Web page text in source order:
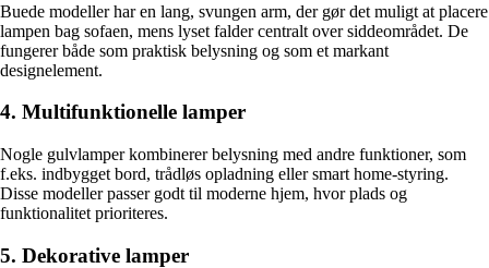
Buede modeller har en lang, svungen arm, der gør det muligt at placere
lampen bag sofaen, mens lyset falder centralt over siddeområdet. De
fungerer både som praktisk belysning og som et markant
designelement.
4. Multifunktionelle lamper
Nogle gulvlamper kombinerer belysning med andre funktioner, som
f.eks. indbygget bord, trådløs opladning eller smart home-styring.
Disse modeller passer godt til moderne hjem, hvor plads og
funktionalitet prioriteres.
5. Dekorative lamper